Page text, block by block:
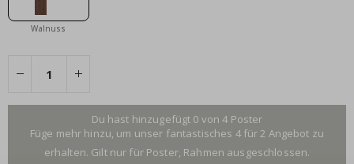
Walnuss
Du hast hinzugefügt 0 von 4 Poster
Füge mehr hinzu, um unser fantastisches 4 für 2 Angebot zu
erhalten. Gilt nur für Poster, Rahmen ausgeschlossen.